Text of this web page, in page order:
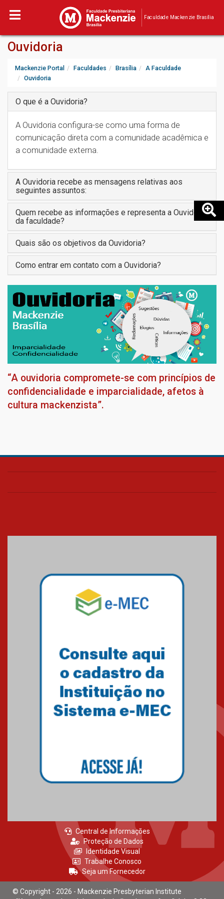
Faculdade Mackenzie Brasília
Ouvidoria
Mackenzie Portal Faculdades Brasília
A Faculdade
Ouvidoria
O que é a Ouvidoria?
A Ouvidoria configura-se como uma forma de
comunicação direta com a comunidade acadêmica e
a comunidade externa.
A Ouvidoria recebe as mensagens relativas aos
seguintes assuntos:
Quem recebe as informações e representa a Ouvidoria
da faculdade?
Quais são os objetivos da Ouvidoria?
Como entrar em contato com a Ouvidoria?
“A ouvidoria compromete-se com princípios de
confidencialidade e imparcialidade, afetos à
cultura mackenzista”.
Central de Informações
Proteção de Dados
Identidade Visual
Trabalhe Conosco
Seja um Fornecedor
© Copyright - 2026 - Mackenzie Presbyterian Institute